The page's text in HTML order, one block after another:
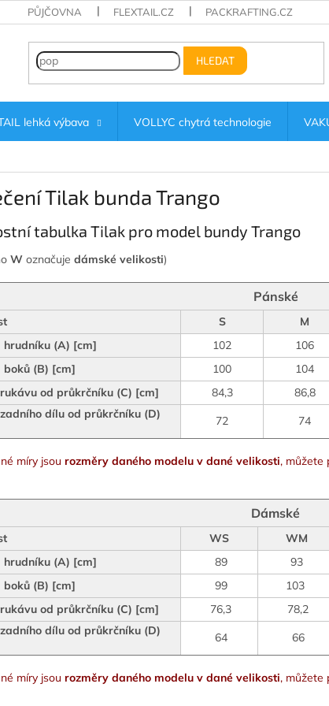
PŮJČOVNA FLEXTAIL.CZ PACKRAFTING.CZ
HLEDAT
lehká výbava VOLLYC chytrá technologie
Tilak bunda Trango
tabulka Tilak pro model bundy Trango
W označuje dámské velikosti)
Pánské
S M
hrudníku (A) [cm]
102 106
boků (B) [cm]
100 104
od průkrčníku (C) [cm]
84,3 86,8
dílu od průkrčníku (D)
72 74
míry jsou rozměry daného modelu v dané velikosti, můžete
Dámské
WS WM
hrudníku (A) [cm]
89 93
boků (B) [cm]
99 103
od průkrčníku (C) [cm]
76,3 78,2
dílu od průkrčníku (D)
64 66
míry jsou rozměry daného modelu v dané velikosti, můžete